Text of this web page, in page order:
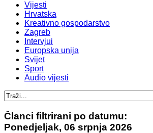
Vijesti
Hrvatska
Kreativno gospodarstvo
Zagreb
Intervjui
Europska unija
Svijet
Sport
Audio vijesti
Članci filtrirani po datumu:
Ponedjeljak, 06 srpnja 2026